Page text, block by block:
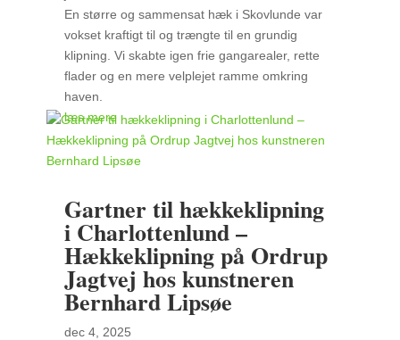
En større og sammensat hæk i Skovlunde var
vokset kraftigt til og trængte til en grundig
klipning. Vi skabte igen frie gangarealer, rette
flader og en mere velplejet ramme omkring
haven.
læs mere
Gartner til hækkeklipning
i Charlottenlund –
Hækkeklipning på Ordrup
Jagtvej hos kunstneren
Bernhard Lipsøe
dec 4, 2025